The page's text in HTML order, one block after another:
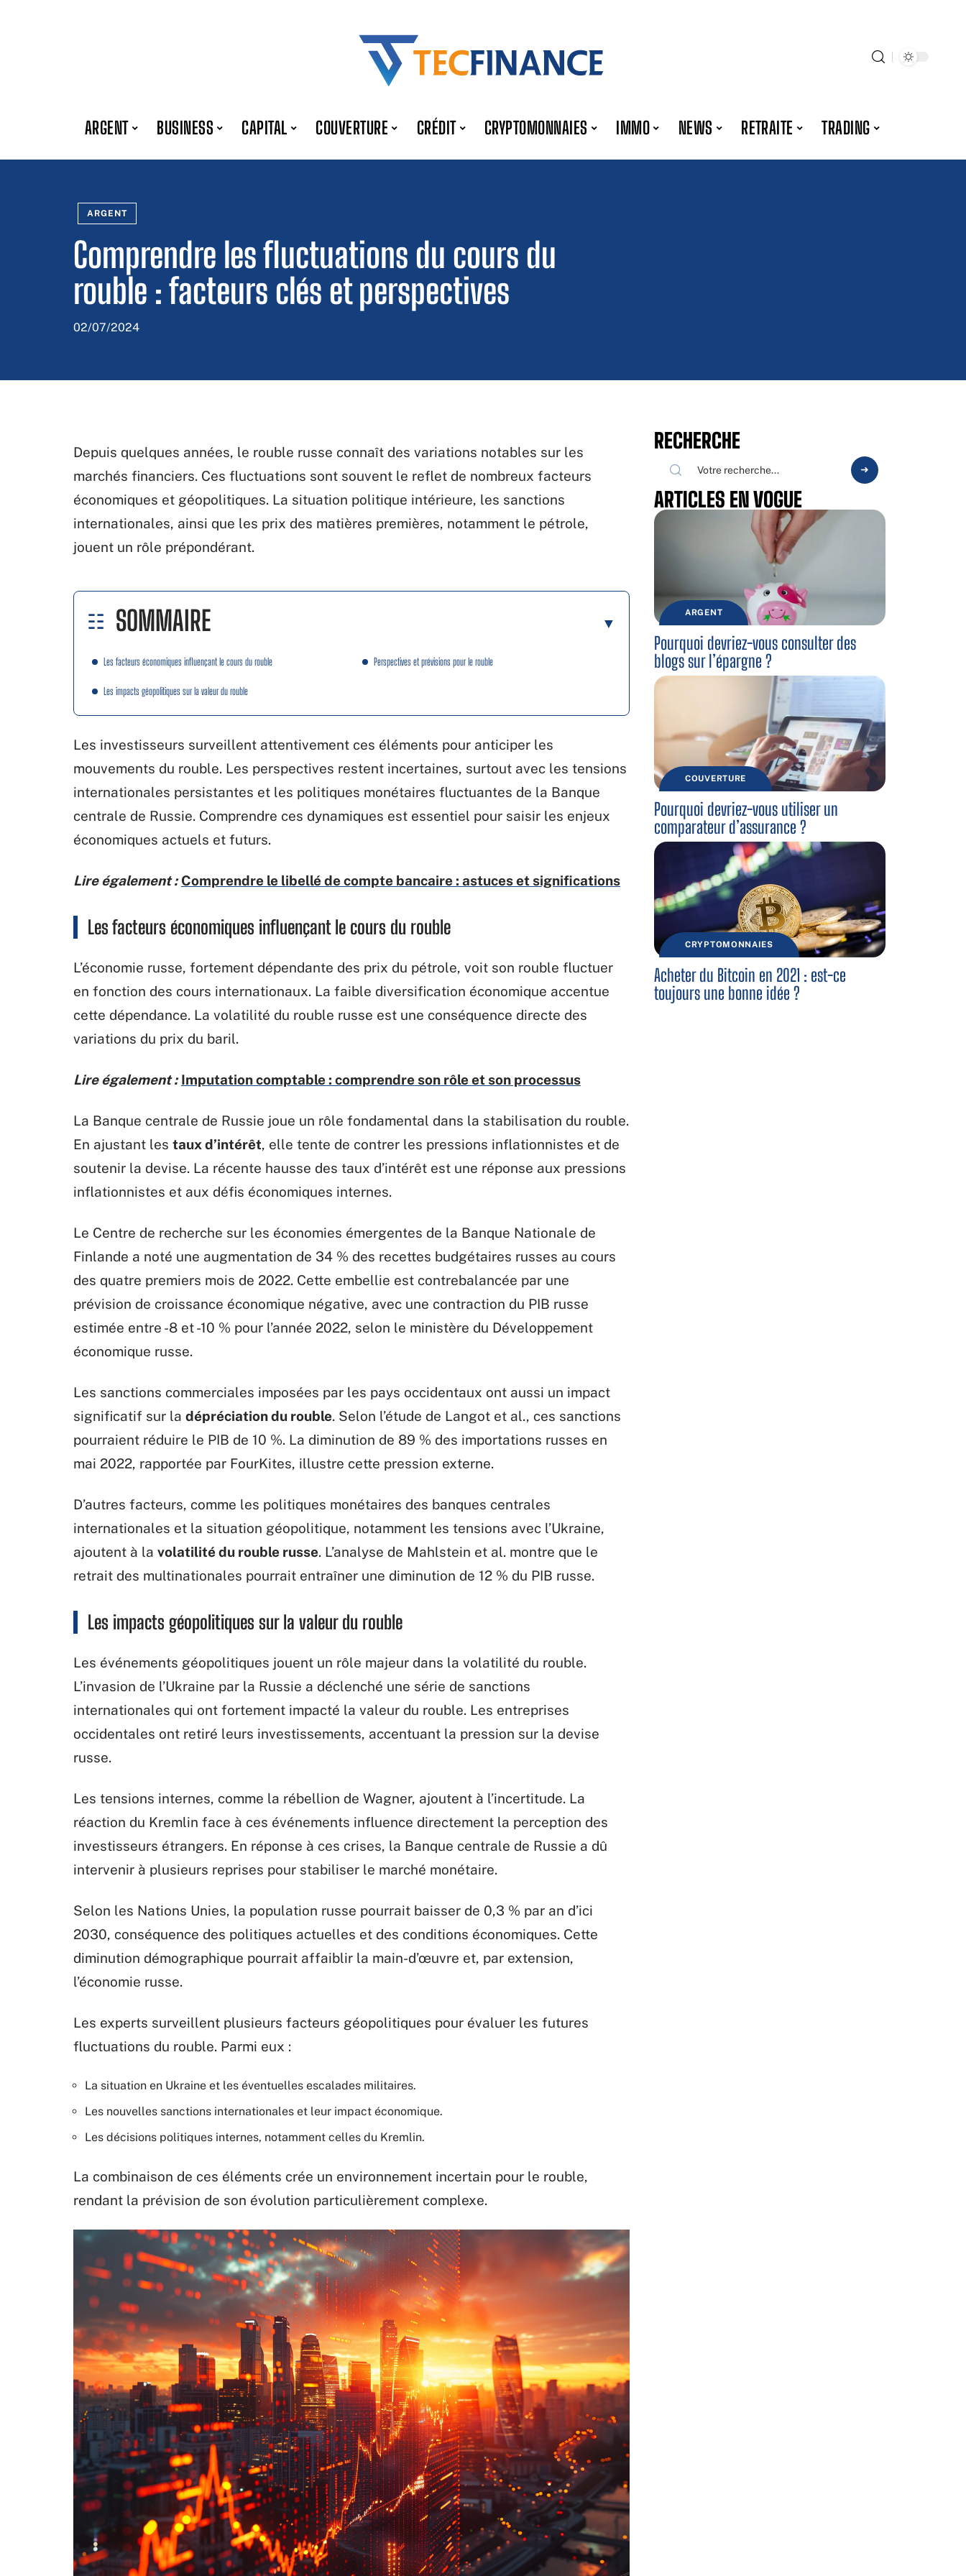
ARGENT BUSINESS CAPITAL COUVERTURE CRÉDIT CRYPTOMONNAIES IMMO NEWS RETRAITE TRADING
ARGENT
Comprendre les fluctuations du cours du
rouble : facteurs clés et perspectives
02/07/2024
Depuis quelques années, le rouble russe connaît des variations notables sur les
marchés financiers. Ces fluctuations sont souvent le reflet de nombreux facteurs
économiques et géopolitiques. La situation politique intérieure, les sanctions
internationales, ainsi que les prix des matières premières, notamment le pétrole,
jouent un rôle prépondérant.
SOMMAIRE
Les facteurs économiques influençant le cours du rouble
Les impacts géopolitiques sur la valeur du rouble
Perspectives et prévisions pour le rouble
Les investisseurs surveillent attentivement ces éléments pour anticiper les
mouvements du rouble. Les perspectives restent incertaines, surtout avec les tensions
internationales persistantes et les politiques monétaires fluctuantes de la Banque
centrale de Russie. Comprendre ces dynamiques est essentiel pour saisir les enjeux
économiques actuels et futurs.
Lire également : Comprendre le libellé de compte bancaire : astuces et significations
Les facteurs économiques influençant le cours du rouble
L’économie russe, fortement dépendante des prix du pétrole, voit son rouble fluctuer
en fonction des cours internationaux. La faible diversification économique accentue
cette dépendance. La volatilité du rouble russe est une conséquence directe des
variations du prix du baril.
Lire également : Imputation comptable : comprendre son rôle et son processus
La Banque centrale de Russie joue un rôle fondamental dans la stabilisation du rouble.
En ajustant les taux d’intérêt, elle tente de contrer les pressions inflationnistes et de
soutenir la devise. La récente hausse des taux d’intérêt est une réponse aux pressions
inflationnistes et aux défis économiques internes.
Le Centre de recherche sur les économies émergentes de la Banque Nationale de
Finlande a noté une augmentation de 34 % des recettes budgétaires russes au cours
des quatre premiers mois de 2022. Cette embellie est contrebalancée par une
prévision de croissance économique négative, avec une contraction du PIB russe
estimée entre -8 et -10 % pour l’année 2022, selon le ministère du Développement
économique russe.
Les sanctions commerciales imposées par les pays occidentaux ont aussi un impact
significatif sur la dépréciation du rouble. Selon l’étude de Langot et al., ces sanctions
pourraient réduire le PIB de 10 %. La diminution de 89 % des importations russes en
mai 2022, rapportée par FourKites, illustre cette pression externe.
D’autres facteurs, comme les politiques monétaires des banques centrales
internationales et la situation géopolitique, notamment les tensions avec l’Ukraine,
ajoutent à la volatilité du rouble russe. L’analyse de Mahlstein et al. montre que le
retrait des multinationales pourrait entraîner une diminution de 12 % du PIB russe.
Les impacts géopolitiques sur la valeur du rouble
Les événements géopolitiques jouent un rôle majeur dans la volatilité du rouble.
L’invasion de l’Ukraine par la Russie a déclenché une série de sanctions
internationales qui ont fortement impacté la valeur du rouble. Les entreprises
occidentales ont retiré leurs investissements, accentuant la pression sur la devise
russe.
Les tensions internes, comme la rébellion de Wagner, ajoutent à l’incertitude. La
réaction du Kremlin face à ces événements influence directement la perception des
investisseurs étrangers. En réponse à ces crises, la Banque centrale de Russie a dû
intervenir à plusieurs reprises pour stabiliser le marché monétaire.
Selon les Nations Unies, la population russe pourrait baisser de 0,3 % par an d’ici
2030, conséquence des politiques actuelles et des conditions économiques. Cette
diminution démographique pourrait affaiblir la main-d’œuvre et, par extension,
l’économie russe.
Les experts surveillent plusieurs facteurs géopolitiques pour évaluer les futures
fluctuations du rouble. Parmi eux :
La situation en Ukraine et les éventuelles escalades militaires.
Les nouvelles sanctions internationales et leur impact économique.
Les décisions politiques internes, notamment celles du Kremlin.
La combinaison de ces éléments crée un environnement incertain pour le rouble,
rendant la prévision de son évolution particulièrement complexe.
RECHERCHE
ARTICLES EN VOGUE
ARGENT
Pourquoi devriez-vous consulter des
blogs sur l’épargne ?
COUVERTURE
Pourquoi devriez-vous utiliser un
comparateur d’assurance ?
CRYPTOMONNAIES
Acheter du Bitcoin en 2021 : est-ce
toujours une bonne idée ?